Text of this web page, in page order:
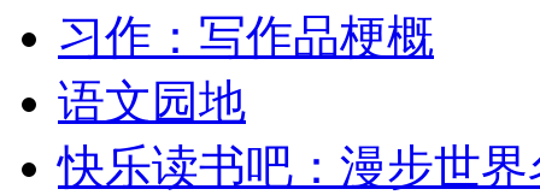
习作：写作品梗概
语文园地
快乐读书吧：漫步世